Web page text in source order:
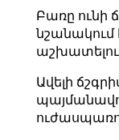
Բառը ունի
Ավելի